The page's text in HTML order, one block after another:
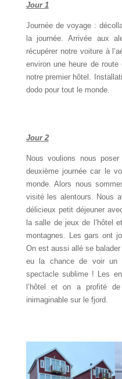
Jour 1
Journée de voyage :
la journée. Arrivée aux
récupérer notre voiture à
environ une heure de route
notre premier hôtel.
dodo pour tout le monde.
Jour 2
Nous voulions nous
deuxième journée car le
monde. Alors nous
visité les alentours. Nous
délicieux petit déjeuner
la salle de jeux de l’hôtel
montagnes. Les gars ont
On est aussi allé se
eu la chance de voir un
spectacle sublime ! Les
l’hôtel et on a profité
inimaginable sur le fjord.